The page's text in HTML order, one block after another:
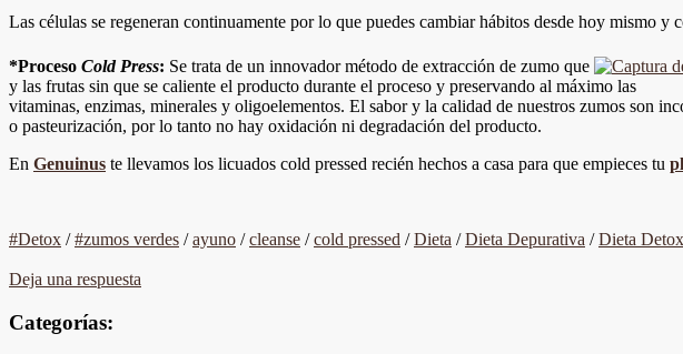
Las células se regeneran continuamente por lo que puedes cambiar hábitos desde hoy mismo y
*Proceso Cold Press: Se trata de un innovador método de extracción de zumo que
y las frutas sin que se caliente el producto durante el proceso y preservando al máximo las
vitaminas, enzimas, minerales y oligoelementos. El sabor y la calidad de nuestros zumos son
o pasteurización, por lo tanto no hay oxidación ni degradación del producto.
En Genuinus te llevamos los licuados cold pressed recién hechos a casa para que empieces tu
#Detox /#zumos verdes /ayuno /cleanse /cold pressed /Dieta /Dieta Depurativa /Dieta Detox
Deja una respuesta
Categorías: